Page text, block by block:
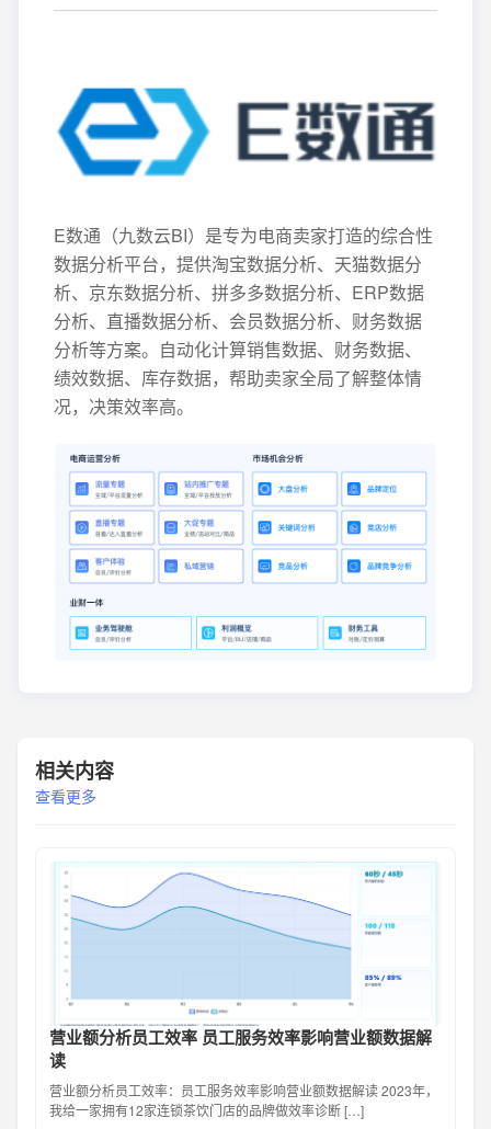
E数通（九数云BI）是专为电商卖家打造的综合性
数据分析平台，提供淘宝数据分析、天猫数据分
析、京东数据分析、拼多多数据分析、ERP数据
分析、直播数据分析、会员数据分析、财务数据
分析等方案。自动化计算销售数据、财务数据、
绩效数据、库存数据，帮助卖家全局了解整体情
况，决策效率高。
相关内容
查看更多
营业额分析员工效率 员工服务效率影响营业额数据解
读
营业额分析员工效率：员工服务效率影响营业额数据解读 2023年，
我给一家拥有12家连锁茶饮门店的品牌做效率诊断 […]